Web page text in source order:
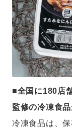
■全国に180店
監修の冷凍食
冷凍食品は、